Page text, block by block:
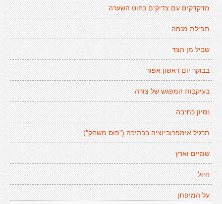
מדקדקים עם צדיקים כחוט השערה
תפילת מנחה
שביל מן הצד
בבוקר יום ראשון אפור
בעיקבות המפגש של צורה
נסיון כתיבה
תרגיל אימפרוביזציה בכתיבה ("פוס משחק")
שמיים וארץ
חיול
על המיפתן